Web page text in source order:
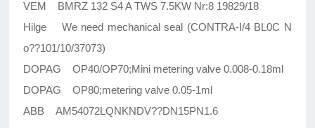
VEM BMRZ 132 S4 A TWS 7.5KW Nr:8 19829/18
Hilge We need mechanical seal (CONTRA-I/4 BL0C N
o??101/10/37073)
DOPAG OP40/OP70;Mini metering valve 0.008-0.18ml
DOPAG OP80;metering valve 0.05-1ml
ABB AM54072LQNKNDV??DN15PN1.6